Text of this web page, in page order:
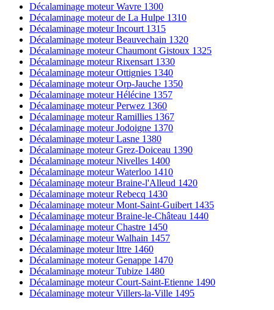
Décalaminage moteur Wavre 1300
Décalaminage moteur de La Hulpe 1310
Décalaminage moteur Incourt 1315
Décalaminage moteur Beauvechain 1320
Décalaminage moteur Chaumont Gistoux 1325
Décalaminage moteur Rixensart 1330
Décalaminage moteur Ottignies 1340
Décalaminage moteur Orp-Jauche 1350
Décalaminage moteur Hélécine 1357
Décalaminage moteur Perwez 1360
Décalaminage moteur Ramillies 1367
Décalaminage moteur Jodoigne 1370
Décalaminage moteur Lasne 1380
Décalaminage moteur Grez-Doiceau 1390
Décalaminage moteur Nivelles 1400
Décalaminage moteur Waterloo 1410
Décalaminage moteur Braine-l'Alleud 1420
Décalaminage moteur Rebecq 1430
Décalaminage moteur Mont-Saint-Guibert 1435
Décalaminage moteur Braine-le-Château 1440
Décalaminage moteur Chastre 1450
Décalaminage moteur Walhain 1457
Décalaminage moteur Ittre 1460
Décalaminage moteur Genappe 1470
Décalaminage moteur Tubize 1480
Décalaminage moteur Court-Saint-Etienne 1490
Décalaminage moteur Villers-la-Ville 1495